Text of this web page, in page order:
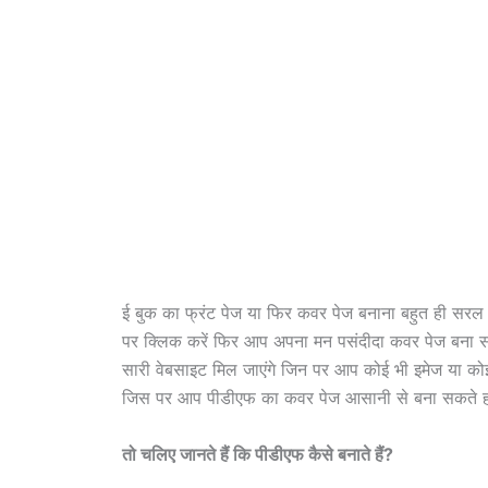
ई बुक का फ्रंट पेज या फिर कवर पेज बनाना बहुत ही
पर क्लिक करें फिर आप अपना मन पसंदीदा कवर पेज
सारी वेबसाइट मिल जाएंगे जिन पर आप कोई भी इमेज या
जिस पर आप पीडीएफ का कवर पेज आसानी से बना सकते
तो चलिए जानते हैं कि पीडीएफ कैसे बनाते हैं?